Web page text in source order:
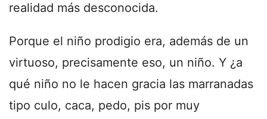
realidad más desconocida.
Porque el niño prodigio era, además de un
virtuoso, precisamente eso, un niño. Y ¿a
qué niño no le hacen gracia las marranadas
tipo culo, caca, pedo, pis por muy